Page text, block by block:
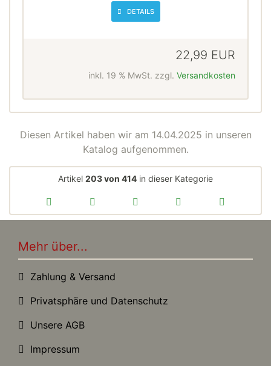
DETAILS
22,99 EUR
inkl. 19 % MwSt. zzgl. Versandkosten
Diesen Artikel haben wir am 14.04.2025 in unseren
Katalog aufgenommen.
Artikel 203 von 414 in dieser Kategorie
Mehr über...
Zahlung & Versand
Privatsphäre und Datenschutz
Unsere AGB
Impressum